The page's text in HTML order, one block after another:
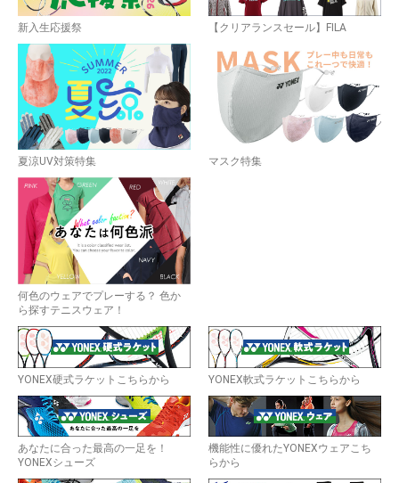
新入生応援祭 【クリアランスセール】FILA
夏涼UV対策特集 マスク特集
何色のウェアでプレーする？ 色か
ら探すテニスウェア！
YONEX硬式ラケットこちらから YONEX軟式ラケットこちらから
あなたに合った最高の一足を！
YONEXシューズ
機能性に優れたYONEXウェアこち
らから